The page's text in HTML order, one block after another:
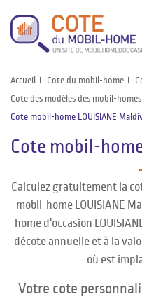
Accueil Cote du mobil-home
Cote des modèles des mobil-homes
Cote mobil-home LOUISIANE
Cote mobil-
Calculez gratuitement la
mobil-home LOUISIANE
home d'occasion
décote annuelle et à la
où est
Votre cote